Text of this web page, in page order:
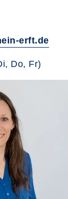
erft.de
Do, Fr)